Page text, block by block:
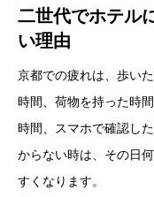
二世代でホテル
い理由
京都での疲れは、歩い
時間、荷物を持った時
時間、スマホで確認し
からない時は、その日
すくなります。